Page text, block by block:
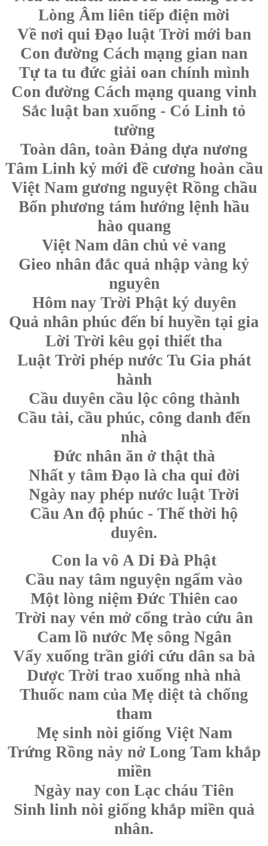
Lòng Âm liên tiếp điện mời
Về nơi qui Đạo luật Trời mới ban
Con đường Cách mạng gian nan
Tự ta tu đức giải oan chính mình
Con đường Cách mạng quang vinh
Sắc luật ban xuống - Có Linh tỏ
tường
Toàn dân, toàn Đảng dựa nương
Tâm Linh kỷ mới đề cương hoàn cầu
Việt Nam gương nguyệt Rồng chầu
Bốn phương tám hướng lệnh hầu
hào quang
Việt Nam dân chủ vẻ vang
Gieo nhân đắc quả nhập vàng kỷ
nguyên
Hôm nay Trời Phật ký duyên
Quả nhân phúc đến bí huyền tại gia
Lời Trời kêu gọi thiết tha
Luật Trời phép nước Tu Gia phát
hành
Cầu duyên cầu lộc công thành
Cầu tài, cầu phúc, công danh đến
nhà
Đức nhân ăn ở thật thà
Nhất y tâm Đạo là cha quỉ đời
Ngày nay phép nước luật Trời
Cầu An độ phúc - Thế thời hộ
duyên.
Con la vô A Di Đà Phật
Cầu nay tâm nguyện ngấm vào
Một lòng niệm Đức Thiên cao
Trời nay vén mở cổng trào cứu ân
Cam lồ nước Mẹ sông Ngân
Vẩy xuống trần giới cứu dân sa bà
Dược Trời trao xuống nhà nhà
Thuốc nam của Mẹ diệt tà chống
tham
Mẹ sinh nòi giống Việt Nam
Trứng Rồng nảy nở Long Tam khắp
miền
Ngày nay con Lạc cháu Tiên
Sinh linh nòi giống khắp miền quả
nhân.